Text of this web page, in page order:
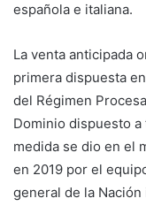
española e italiana.
La venta anticipada
primera dispuesta
del Régimen
Dominio dispuesto
medida se dio en el
en 2019 por el
general de la